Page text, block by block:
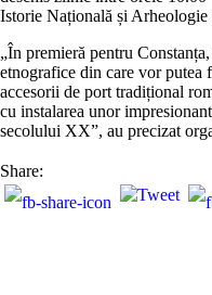
Istorie Națională și Arheologie
„În premieră pentru
etnografice din care vor putea
accesorii de port tradițional
cu instalarea unor
secolului XX”, au precizat
Share: